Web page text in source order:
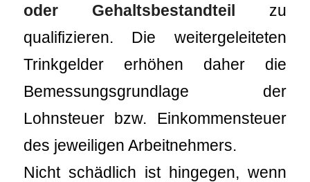
oder Gehaltsbestandteil zu
qualifizieren. Die weitergeleiteten
Trinkgelder erhöhen daher die
Bemessungsgrundlage der
Lohnsteuer bzw. Einkommensteuer
des jeweiligen Arbeitnehmers.
Nicht schädlich ist hingegen, wenn